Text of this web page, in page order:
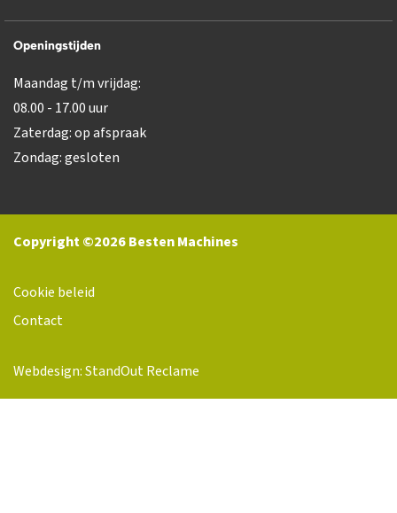
Openingstijden
Maandag t/m vrijdag:
08.00 - 17.00 uur
Zaterdag: op afspraak
Zondag: gesloten
Copyright ©2026 Besten Machines
Cookie beleid
Contact
Webdesign: StandOut Reclame